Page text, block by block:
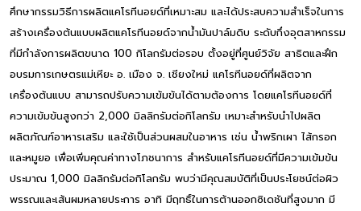
ศึกษากรรมวิธีการผลิตแคโรทีนอยด์ที่เหมาะสม และได้ประสบความสำเร็จในการ
สร้างเครื่องต้นแบบผลิตแคโรทีนอยด์จากน้ำมันปาล์มดิบ ระดับกึ่งอุตสาหกรรม
ที่มีกำลังการผลิตขนาด 100 กิโลกรัมต่อรอบ ตั้งอยู่ที่ศูนย์วิจัย สาธิตและฝึก
อบรมการเกษตรแม่เหียะ อ. เมือง จ. เชียงใหม่ แคโรทีนอยด์ที่ผลิตจาก
เครื่องต้นแบบ สามารถปรับความเข้มข้นได้ตามต้องการ โดยแคโรทีนอยด์ที่
ความเข้มข้นสูงกว่า 2,000 มิลลิกรัมต่อกิโลกรัม เหมาะสำหรับนำไปผลิต
ผลิตภัณฑ์อาหารเสริม และใช้เป็นส่วนผสมในอาหาร เช่น น้ำพริกเผา ไส้กรอก
และหมูยอ เพื่อเพิ่มคุณค่าทางโภชนาการ สำหรับแคโรทีนอยด์ที่มีความเข้มข้น
ประมาณ 1,000 มิลลิกรัมต่อกิโลกรัม พบว่ามีคุณสมบัติที่เป็นประโยชน์ต่อผิว
พรรณและเส้นผมหลายประการ อาทิ มีฤทธิ์ในการต้านออกซิเดชันที่สูงมาก มี